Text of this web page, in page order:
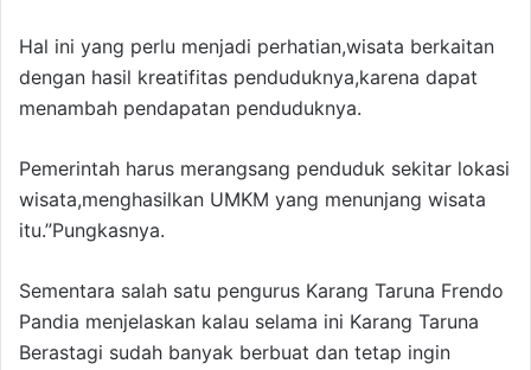
Hal ini yang perlu menjadi perhatian,wisata berkaitan
dengan hasil kreatifitas penduduknya,karena dapat
menambah pendapatan penduduknya.
Pemerintah harus merangsang penduduk sekitar lokasi
wisata,menghasilkan UMKM yang menunjang wisata
itu.”Pungkasnya.
Sementara salah satu pengurus Karang Taruna Frendo
Pandia menjelaskan kalau selama ini Karang Taruna
Berastagi sudah banyak berbuat dan tetap ingin